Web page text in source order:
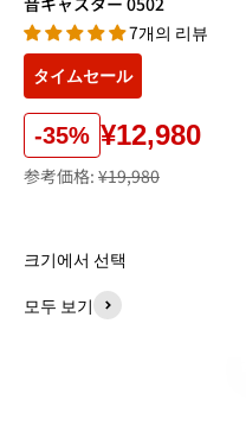
7개의 리뷰
タイムセール
-35% ¥12,980
参考価格: ¥19,980
크기에서 선택
모두 보기